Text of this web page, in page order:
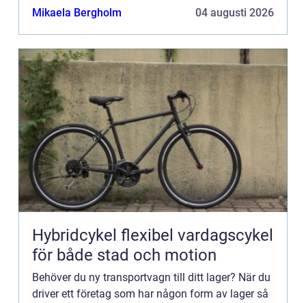
vara både stressigt och fysiskt krävande, varpå
Mikaela Bergholm 04 augusti 2026
Hybridcykel flexibel vardagscykel
för både stad och motion
Behöver du ny transportvagn till ditt lager? När du
driver ett företag som har någon form av lager så